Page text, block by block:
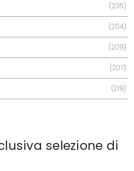
235
204
209
207
219
selezione di